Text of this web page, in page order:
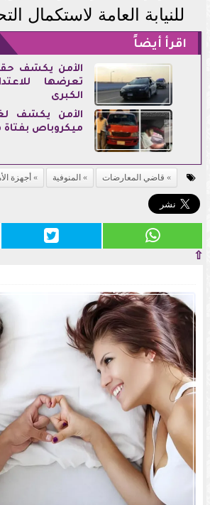
للنيابة العامة لاستكمال
اقرأ أيضاً
الأمن يكشف
تعرضها
الكبرى
الأمن يكشف
ميكروباص بفتاة
قاضي المعارضات المنوفية أجهزة
⇧